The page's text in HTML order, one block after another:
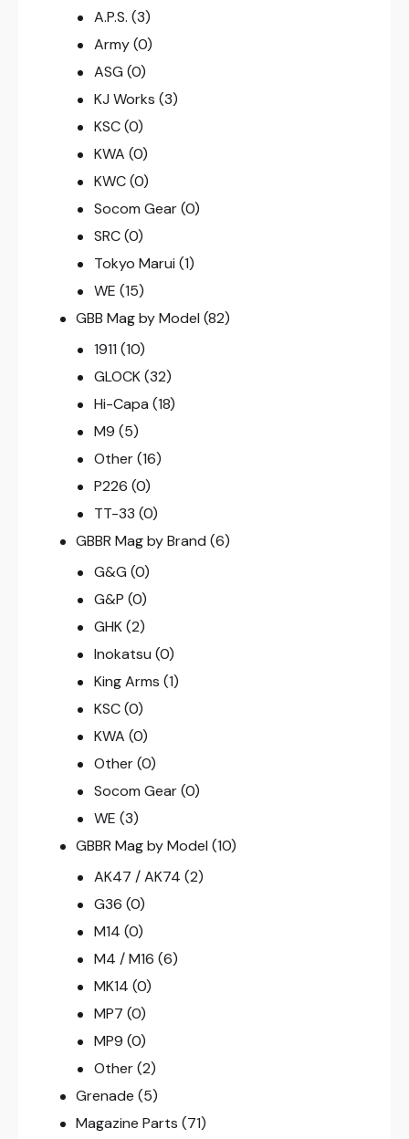
A.P.S. (3)
Army (0)
ASG (0)
KJ Works (3)
KSC (0)
KWA (0)
KWC (0)
Socom Gear (0)
SRC (0)
Tokyo Marui (1)
WE (15)
GBB Mag by Model (82)
1911 (10)
GLOCK (32)
Hi-Capa (18)
M9 (5)
Other (16)
P226 (0)
TT-33 (0)
GBBR Mag by Brand (6)
G&G (0)
G&P (0)
GHK (2)
Inokatsu (0)
King Arms (1)
KSC (0)
KWA (0)
Other (0)
Socom Gear (0)
WE (3)
GBBR Mag by Model (10)
AK47 / AK74 (2)
G36 (0)
M14 (0)
M4 / M16 (6)
MK14 (0)
MP7 (0)
MP9 (0)
Other (2)
Grenade (5)
Magazine Parts (71)